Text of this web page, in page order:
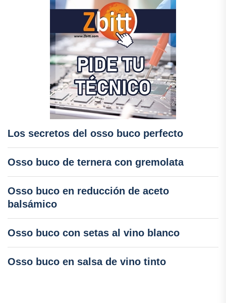
Los secretos del osso buco perfecto
Osso buco de ternera con gremolata
Osso buco en reducción de aceto
balsámico
Osso buco con setas al vino blanco
Osso buco en salsa de vino tinto